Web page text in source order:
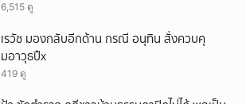
6,515 ดู
เรวัช มองกลับอีกด้าน กรณี อนุทิน สั่งควบคุ
มอาวุธปืx
419 ดู